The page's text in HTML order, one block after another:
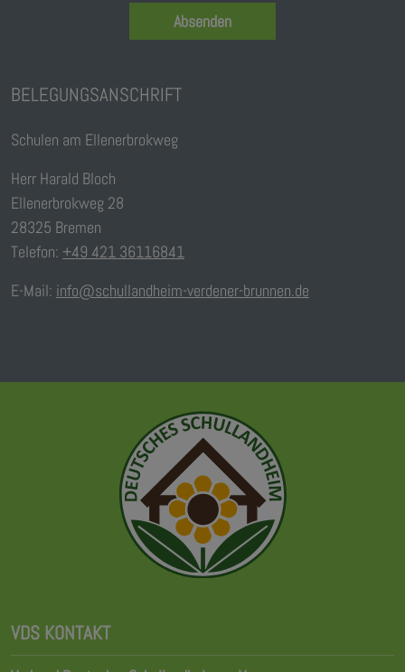
Absenden
BELEGUNGSANSCHRIFT
Schulen am Ellenerbrokweg
Herr Harald Bloch
Ellenerbrokweg 28
28325 Bremen
Telefon: +49 421 36116841
E-Mail: info@schullandheim-verdener-brunnen.de
VDS KONTAKT